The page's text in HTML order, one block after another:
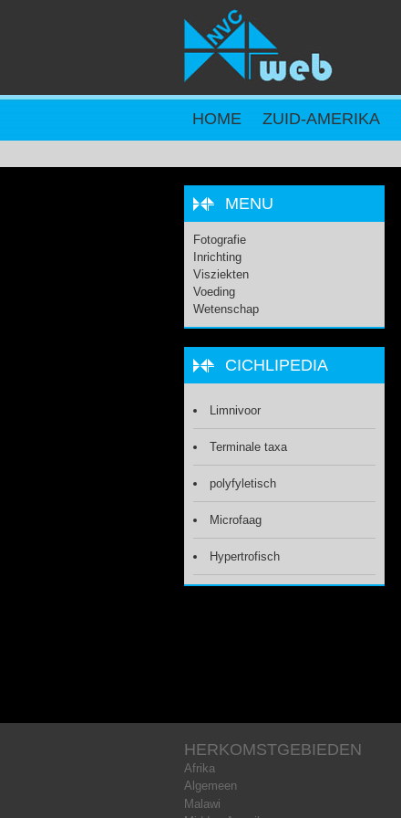
HOME ZUID-AMERIKA
MENU
Fotografie
Inrichting
Visziekten
Voeding
Wetenschap
CICHLIPEDIA
Limnivoor
Terminale taxa
polyfyletisch
Microfaag
Hypertrofisch
HERKOMSTGEBIEDEN
Afrika
Algemeen
Malawi